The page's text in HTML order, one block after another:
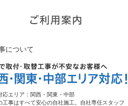
について
応エリア：関西・関東・中部
工事はすべて安心の自社施工。自社専任スタッフ